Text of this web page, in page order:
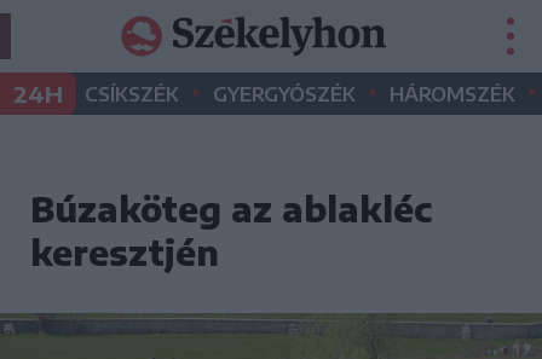
24H CSÍKSZÉK • GYERGYÓSZÉK • HÁROMSZÉK •
Búzaköteg az ablakléc
keresztjén